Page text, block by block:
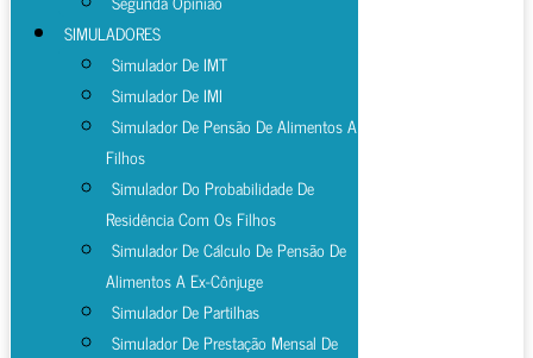
SIMULADORES
Simulador De IMT
Simulador De IMI
Simulador De Pensão De Alimentos A
Filhos
Simulador Do Probabilidade De
Residência Com Os Filhos
Simulador De Cálculo De Pensão De
Alimentos A Ex-Cônjuge
Simulador De Partilhas
Simulador De Prestação Mensal De